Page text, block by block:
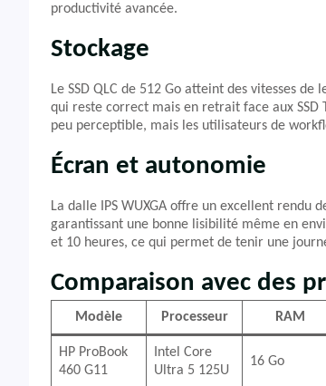
productivité avancée.
Stockage
Le SSD QLC de 512 Go atteint des vitesses
qui reste correct mais en retrait face aux
peu perceptible, mais les utilisateurs de
Écran et autonomie
La dalle IPS WUXGA offre un excellent rendu
garantissant une bonne lisibilité même en
et 10 heures, ce qui permet de tenir une
Comparaison avec des
Modèle Processeur RAM
HP ProBook
460 G11
Intel Core
Ultra 5 125U
16 Go